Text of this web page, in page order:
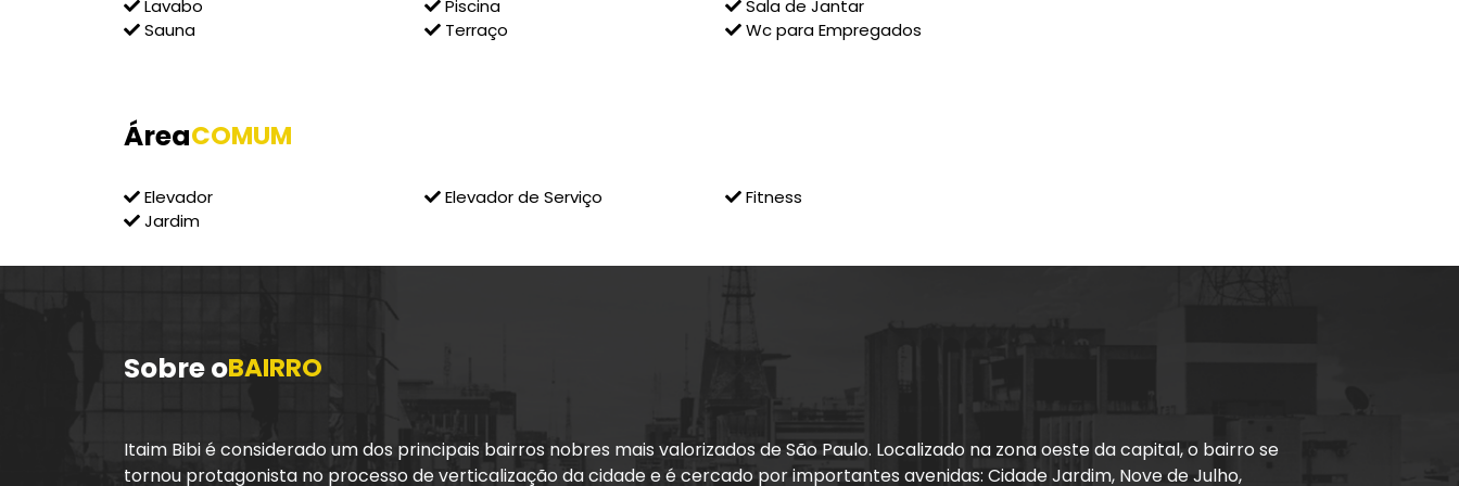
Lavabo Piscina
Sala de Jantar
Sauna
Terraço Wc para Empregados
ÁreaCOMUM
Elevador Elevador de Serviço
Fitness
Jardim
Sobre oBAIRRO
Itaim Bibi é considerado um dos principais bairros nobres mais valorizados de São Paulo. Localizado na zona oeste da capital, o bairro se
tornou protagonista no processo de verticalização da cidade e é cercado por importantes avenidas: Cidade Jardim, Nove de Julho,